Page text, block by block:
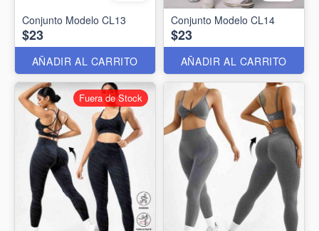
Conjunto Modelo CL13
$23
AÑADIR AL CARRITO
Conjunto Modelo CL14
$23
AÑADIR AL CARRITO
Fuera de Stock